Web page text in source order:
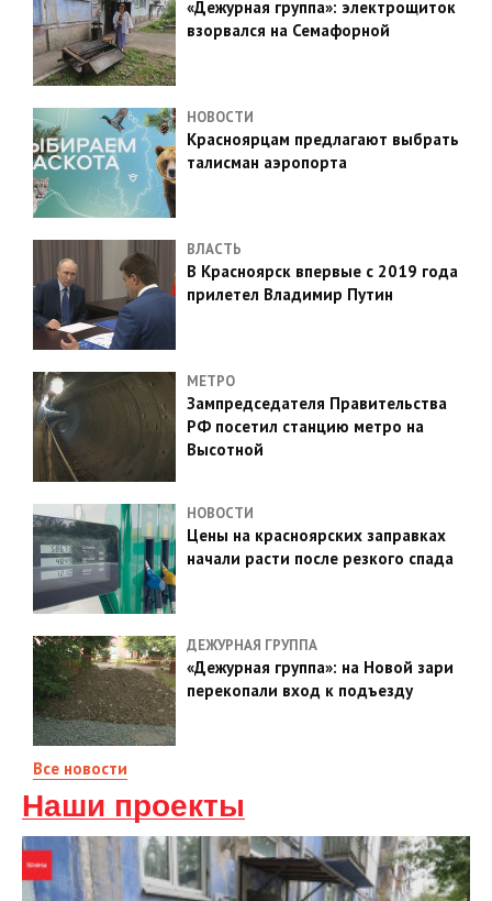
«Дежурная группа»: электрощиток
взорвался на Семафорной
НОВОСТИ
Красноярцам предлагают выбрать
талисман аэропорта
ВЛАСТЬ
В Красноярск впервые с 2019 года
прилетел Владимир Путин
МЕТРО
Зампредседателя Правительства
РФ посетил станцию метро на
Высотной
НОВОСТИ
Цены на красноярских заправках
начали расти после резкого спада
ДЕЖУРНАЯ ГРУППА
«Дежурная группа»: на Новой зари
перекопали вход к подъезду
Все новости
Наши проекты